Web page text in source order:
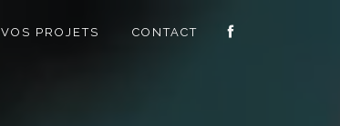
VOS PROJETS CONTACT